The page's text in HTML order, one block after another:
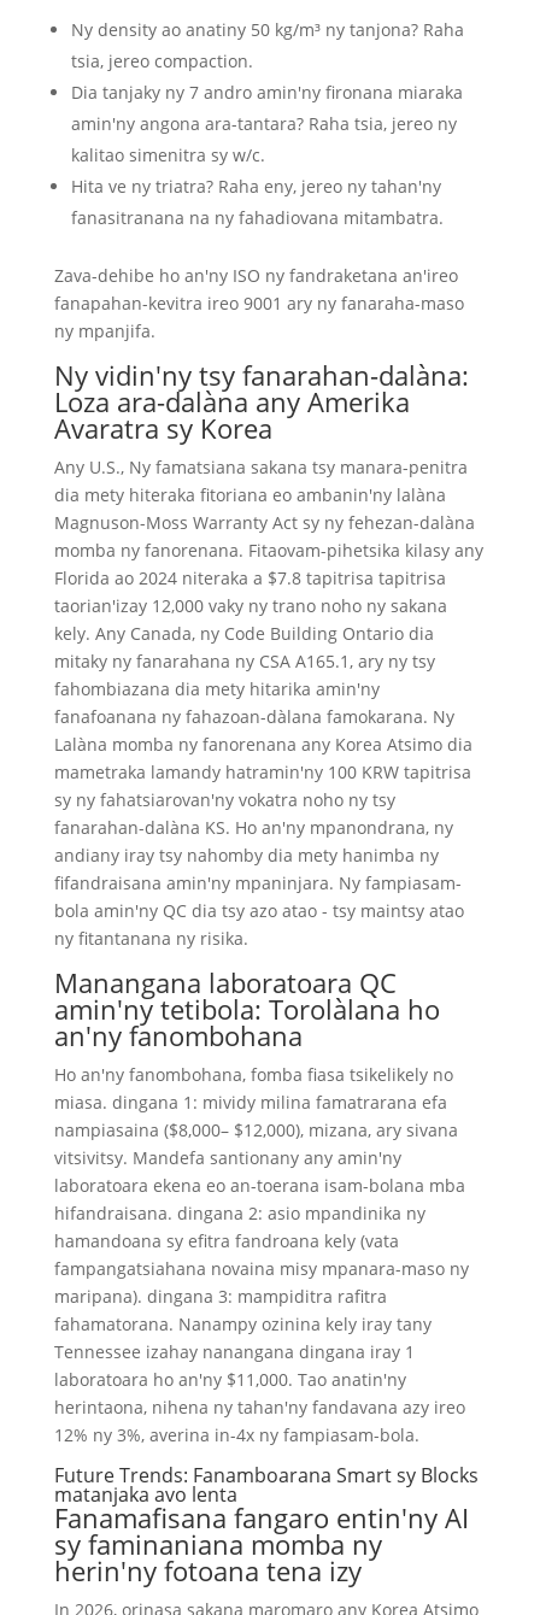
Ny density ao anatiny 50 kg/m³ ny tanjona? Raha
tsia, jereo compaction.
Dia tanjaky ny 7 andro amin'ny fironana miaraka
amin'ny angona ara-tantara? Raha tsia, jereo ny
kalitao simenitra sy w/c.
Hita ve ny triatra? Raha eny, jereo ny tahan'ny
fanasitranana na ny fahadiovana mitambatra.
Zava-dehibe ho an'ny ISO ny fandraketana an'ireo
fanapahan-kevitra ireo 9001 ary ny fanaraha-maso
ny mpanjifa.
Ny vidin'ny tsy fanarahan-dalàna:
Loza ara-dalàna any Amerika
Avaratra sy Korea
Any U.S., Ny famatsiana sakana tsy manara-penitra
dia mety hiteraka fitoriana eo ambanin'ny lalàna
Magnuson-Moss Warranty Act sy ny fehezan-dalàna
momba ny fanorenana. Fitaovam-pihetsika kilasy any
Florida ao 2024 niteraka a $7.8 tapitrisa tapitrisa
taorian'izay 12,000 vaky ny trano noho ny sakana
kely. Any Canada, ny Code Building Ontario dia
mitaky ny fanarahana ny CSA A165.1, ary ny tsy
fahombiazana dia mety hitarika amin'ny
fanafoanana ny fahazoan-dàlana famokarana. Ny
Lalàna momba ny fanorenana any Korea Atsimo dia
mametraka lamandy hatramin'ny 100 KRW tapitrisa
sy ny fahatsiarovan'ny vokatra noho ny tsy
fanarahan-dalàna KS. Ho an'ny mpanondrana, ny
andiany iray tsy nahomby dia mety hanimba ny
fifandraisana amin'ny mpaninjara. Ny fampiasam-
bola amin'ny QC dia tsy azo atao - tsy maintsy atao
ny fitantanana ny risika.
Manangana laboratoara QC
amin'ny tetibola: Torolàlana ho
an'ny fanombohana
Ho an'ny fanombohana, fomba fiasa tsikelikely no
miasa. dingana 1: mividy milina famatrarana efa
nampiasaina ($8,000– $12,000), mizana, ary sivana
vitsivitsy. Mandefa santionany any amin'ny
laboratoara ekena eo an-toerana isam-bolana mba
hifandraisana. dingana 2: asio mpandinika ny
hamandoana sy efitra fandroana kely (vata
fampangatsiahana novaina misy mpanara-maso ny
maripana). dingana 3: mampiditra rafitra
fahamatorana. Nanampy ozinina kely iray tany
Tennessee izahay nanangana dingana iray 1
laboratoara ho an'ny $11,000. Tao anatin'ny
herintaona, nihena ny tahan'ny fandavana azy ireo
12% ny 3%, averina in-4x ny fampiasam-bola.
Future Trends: Fanamboarana Smart sy Blocks
matanjaka avo lenta
Fanamafisana fangaro entin'ny AI
sy faminaniana momba ny
herin'ny fotoana tena izy
In 2026, orinasa sakana maromaro any Korea Atsimo